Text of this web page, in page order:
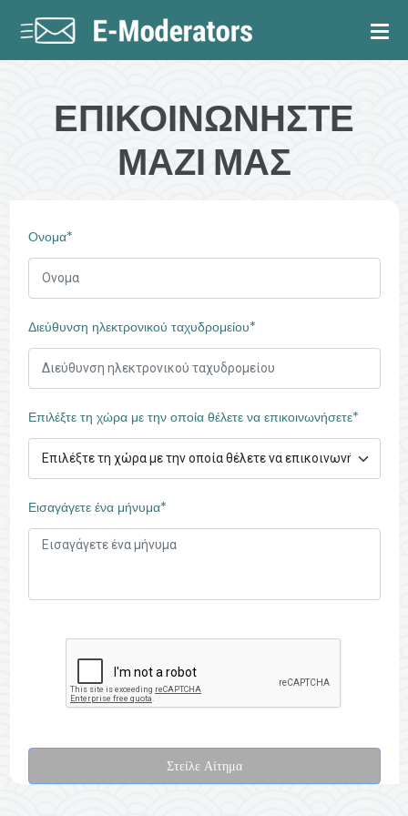
ΕΠΙΚΟΙΝΩΝΗΣΤΕ
ΜΑΖΙ ΜΑΣ
Ονομα*
Διεύθυνση ηλεκτρονικού ταχυδρομείου*
Επιλέξτε τη χώρα με την οποία θέλετε να επικοινωνήσετε*
Εισαγάγετε ένα μήνυμα*
Στείλε Αίτημα